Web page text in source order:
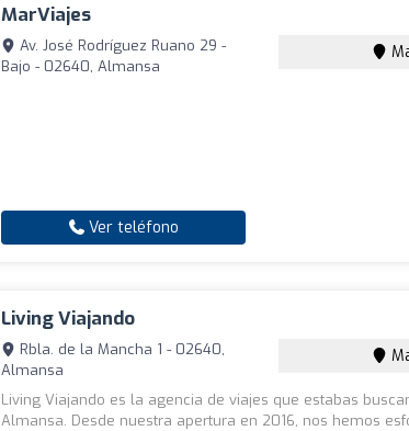
MarViajes
Av. José Rodríguez Ruano 29 -
Bajo - 02640, Almansa
Ver teléfono
Living Viajando
Rbla. de la Mancha 1 - 02640,
Almansa
Living Viajando es la agencia de viajes que estabas
Almansa. Desde nuestra apertura en 2016, nos hemos